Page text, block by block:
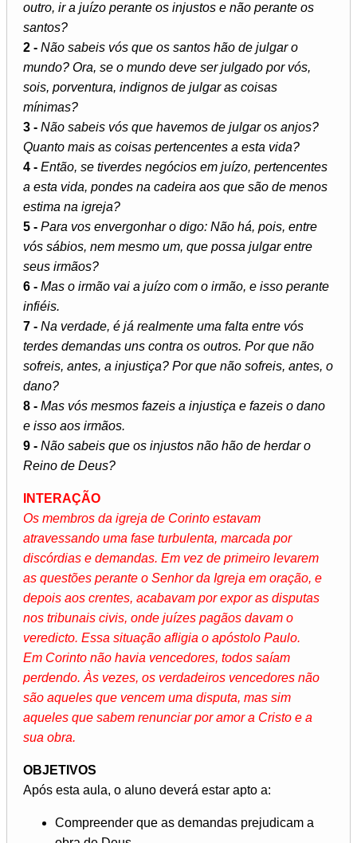
outro, ir a juízo perante os injustos e não perante os
santos?
2 - Não sabeis vós que os santos hão de julgar o
mundo? Ora, se o mundo deve ser julgado por vós,
sois, porventura, indignos de julgar as coisas
mínimas?
3 - Não sabeis vós que havemos de julgar os anjos?
Quanto mais as coisas pertencentes a esta vida?
4 - Então, se tiverdes negócios em juízo, pertencentes
a esta vida, pondes na cadeira aos que são de menos
estima na igreja?
5 - Para vos envergonhar o digo: Não há, pois, entre
vós sábios, nem mesmo um, que possa julgar entre
seus irmãos?
6 - Mas o irmão vai a juízo com o irmão, e isso perante
infiéis.
7 - Na verdade, é já realmente uma falta entre vós
terdes demandas uns contra os outros. Por que não
sofreis, antes, a injustiça? Por que não sofreis, antes, o
dano?
8 - Mas vós mesmos fazeis a injustiça e fazeis o dano
e isso aos irmãos.
9 - Não sabeis que os injustos não hão de herdar o
Reino de Deus?
INTERAÇÃO
Os membros da igreja de Corinto estavam
atravessando uma fase turbulenta, marcada por
discórdias e demandas. Em vez de primeiro levarem
as questões perante o Senhor da Igreja em oração, e
depois aos crentes, acabavam por expor as disputas
nos tribunais civis, onde juízes pagãos davam o
veredicto. Essa situação afligia o apóstolo Paulo.
Em Corinto não havia vencedores, todos saíam
perdendo. Às vezes, os verdadeiros vencedores não
são aqueles que vencem uma disputa, mas sim
aqueles que sabem renunciar por amor a Cristo e a
sua obra.
OBJETIVOS
Após esta aula, o aluno deverá estar apto a:
Compreender que as demandas prejudicam a